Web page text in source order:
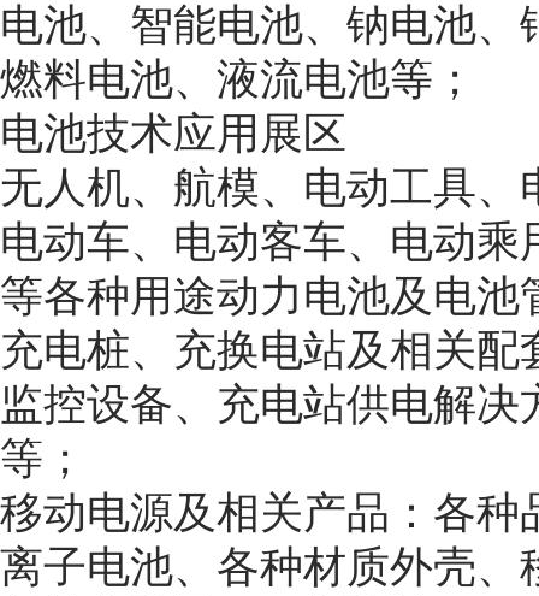
电池、智能电池、钠电池
燃料电池、液流电池等；
电池技术应用展区
无人机、航模、电动工具
电动车、电动客车、电动
等各种用途动力电池及电池
充电桩、充换电站及相关
监控设备、充电站供电解
等；
移动电源及相关产品：各
离子电池、各种材质外壳